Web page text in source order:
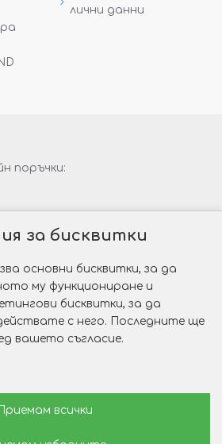
лични данни
поръчки:
Gold&Silver?
пръстен?
сайт от Web R Solution®
за бисквитки
основни бисквитки, за да
му функциониране и
бисквитки, за да
с него. Последните ще
вашето съгласие.
Приемам всички